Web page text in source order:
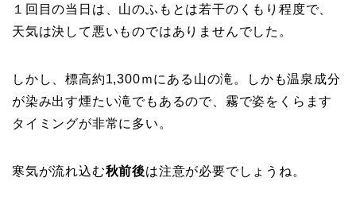
１回目の当日は、山のふもとは若干のくもり程度で、
天気は決して悪いものではありませんでした。
しかし、標高約1,300ｍにある山の滝。しかも温泉成分
が染み出す煙たい滝でもあるので、霧で姿をくらます
タイミングが非常に多い。
寒気が流れ込む秋前後は注意が必要でしょうね。